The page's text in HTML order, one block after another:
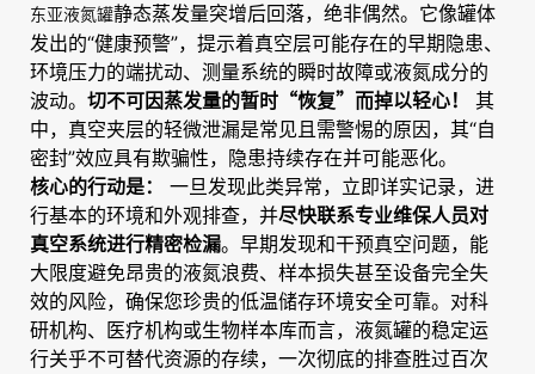
东亚液氮罐静态蒸发量突增后回落，绝非偶然。它像罐体
发出的“健康预警”，提示着真空层可能存在的早期隐患、
环境压力的端扰动、测量系统的瞬时故障或液氮成分的
波动。
切不可因蒸发量的暂时“恢复”而掉以轻心！
其
中，真空夹层的轻微泄漏是常见且需警惕的原因，其“自
密封”效应具有欺骗性，隐患持续存在并可能恶化。
核心的行动是：
一旦发现此类异常，立即详实记录，进
行基本的环境和外观排查，并尽快联系专业维保人员对
真空系统进行精密检漏。早期发现和干预真空问题，能
大限度避免昂贵的液氮浪费、样本损失甚至设备完全失
效的风险，确保您珍贵的低温储存环境安全可靠。对科
研机构、医疗机构或生物样本库而言，液氮罐的稳定运
行关乎不可替代资源的存续，一次彻底的排查胜过百次